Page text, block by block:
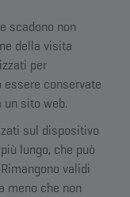
scadono non
della visita
per
conservate
sito web.
sul dispositivo
lungo, che può
validi
meno che non